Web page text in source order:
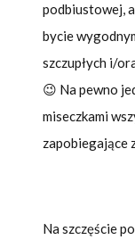
podbiustowej,
bycie
szczupłych i/
😉 Na pewno
miseczkami
zapobiegające
Na szczęście